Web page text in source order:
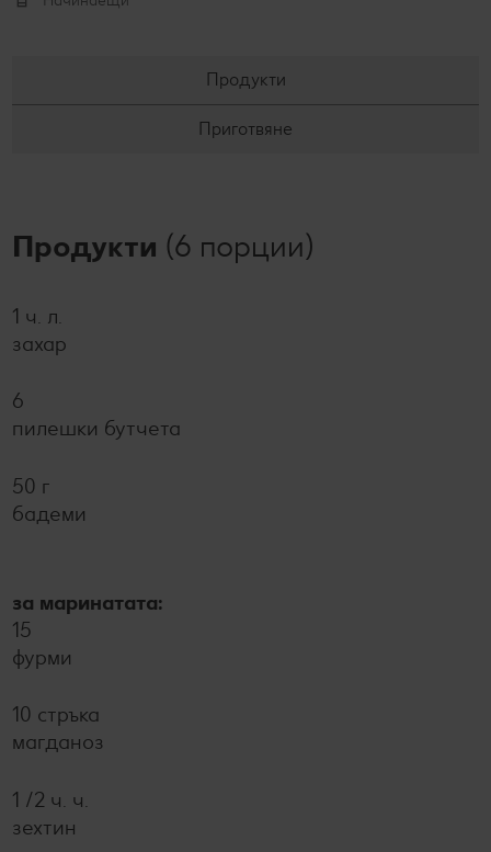
Продукти
Приготвяне
Продукти (6 порции)
1 ч. л.
захар
6
пилешки бутчета
50 г
бадеми
за маринатата:
15
фурми
10 стръка
магданоз
1 /2 ч. ч.
зехтин